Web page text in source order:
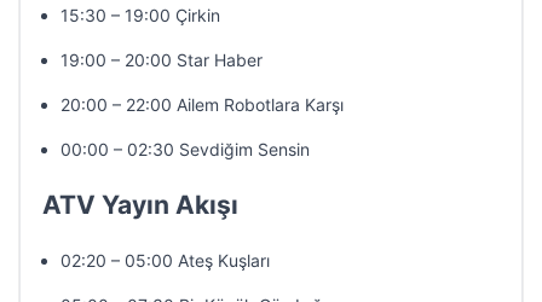
15:30 – 19:00 Çirkin
19:00 – 20:00 Star Haber
20:00 – 22:00 Ailem Robotlara Karşı
00:00 – 02:30 Sevdiğim Sensin
ATV Yayın Akışı
02:20 – 05:00 Ateş Kuşları